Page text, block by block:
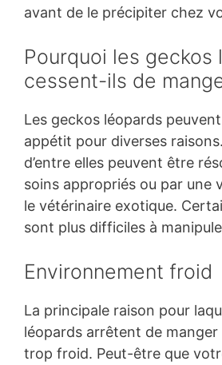
avant de le précipiter chez
Pourquoi les geckos
cessent-ils de
Les geckos léopards
appétit pour diverses
d’entre elles peuvent être
soins appropriés ou par une
le vétérinaire exotique.
sont plus difficiles à
Environnement froid
La principale raison pour
léopards arrêtent de manger
trop froid. Peut-être que